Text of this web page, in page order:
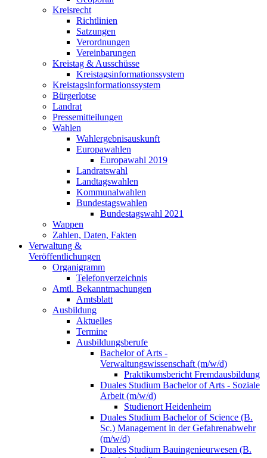
Kreisrecht
Richtlinien
Satzungen
Verordnungen
Vereinbarungen
Kreistag & Ausschüsse
Kreistagsinformationssystem
Kreistagsinformationssystem
Bürgerlotse
Landrat
Pressemitteilungen
Wahlen
Wahlergebnisauskunft
Europawahlen
Europawahl 2019
Landratswahl
Landtagswahlen
Kommunalwahlen
Bundestagswahlen
Bundestagswahl 2021
Wappen
Zahlen, Daten, Fakten
Verwaltung &
Veröffentlichungen
Organigramm
Telefonverzeichnis
Amtl. Bekanntmachungen
Amtsblatt
Ausbildung
Aktuelles
Termine
Ausbildungsberufe
Bachelor of Arts -
Verwaltungswissenschaft (m/w/d)
Praktikumsbericht Fremdausbildung
Duales Studium Bachelor of Arts - Soziale
Arbeit (m/w/d)
Studienort Heidenheim
Duales Studium Bachelor of Science (B.
Sc.) Management in der Gefahrenabwehr
(m/w/d)
Duales Studium Bauingenieurwesen (B.